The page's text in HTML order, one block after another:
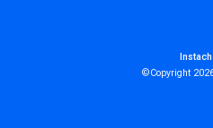
Copyright